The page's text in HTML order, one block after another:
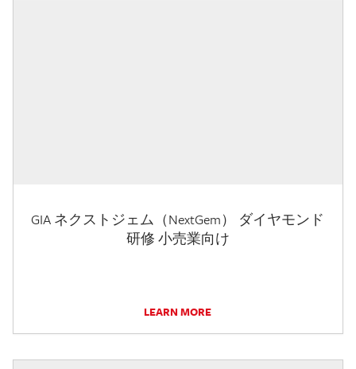
GIA ネクストジェム（NextGem） ダイヤモンド
研修 小売業向け
LEARN MORE